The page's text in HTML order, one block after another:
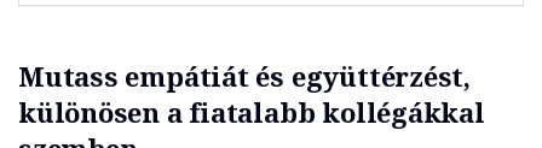
Mutass empátiát és együttérzést,
különösen a fiatalabb kollégákkal